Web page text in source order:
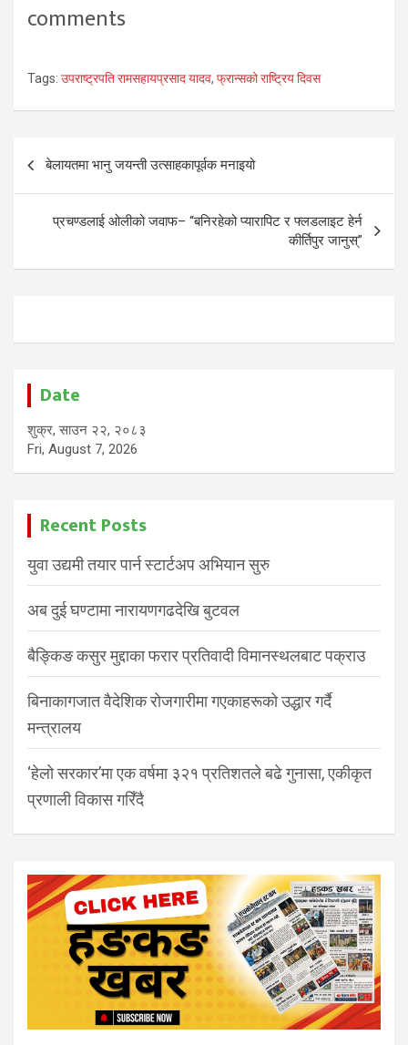
comments
Tags: उपराष्ट्रपति रामसहायप्रसाद यादव, फ्रान्सको राष्ट्रिय दिवस
Post
navigation
बेलायतमा भानु जयन्ती उत्साहकापूर्वक मनाइयो
प्रचण्डलाई ओलीको जवाफ– “बनिरहेको प्यारापिट र फ्लडलाइट हेर्न
कीर्तिपुर जानुस्”
Date
शुक्र, साउन २२, २०८३
Fri, August 7, 2026
Recent Posts
युवा उद्यमी तयार पार्न स्टार्टअप अभियान सुरु
अब दुई घण्टामा नारायणगढदेखि बुटवल
बैङ्किङ कसुर मुद्दाका फरार प्रतिवादी विमानस्थलबाट पक्राउ
बिनाकागजात वैदेशिक रोजगारीमा गएकाहरूको उद्धार गर्दै
मन्त्रालय
‘हेलो सरकार’मा एक वर्षमा ३२१ प्रतिशतले बढे गुनासा, एकीकृत
प्रणाली विकास गरिँदै